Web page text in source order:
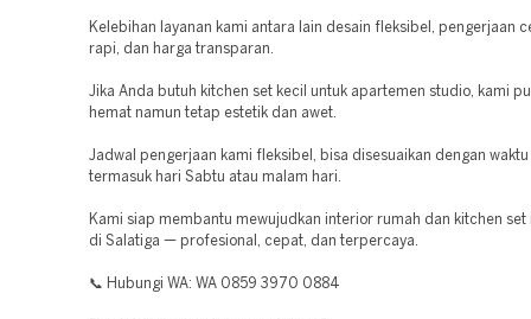
Kelebihan layanan kami antara lain desain fleksibel, pengerjaan
rapi, dan harga transparan.
Jika Anda butuh kitchen set kecil untuk apartemen studio, kami
hemat namun tetap estetik dan awet.
Jadwal pengerjaan kami fleksibel, bisa disesuaikan dengan waktu
termasuk hari Sabtu atau malam hari.
Kami siap membantu mewujudkan interior rumah dan kitchen set
di Salatiga — profesional, cepat, dan terpercaya.
📞 Hubungi WA: WA 0859 3970 0884